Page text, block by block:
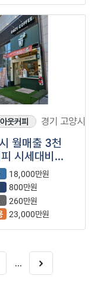
웃커피 경기 고양시/
월매출 3천
시세대비
나왔습니다⭐️
18,000만원
800만원
260만원
23,000만원
...